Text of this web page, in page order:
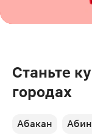
Станьте
городах
Абакан